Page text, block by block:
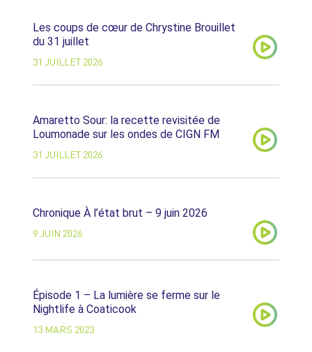
Les coups de cœur de Chrystine Brouillet
du 31 juillet
31 JUILLET 2026
Amaretto Sour: la recette revisitée de
Loumonade sur les ondes de CIGN FM
31 JUILLET 2026
Chronique À l’état brut – 9 juin 2026
9 JUIN 2026
Épisode 1 – La lumière se ferme sur le
Nightlife à Coaticook
13 MARS 2023